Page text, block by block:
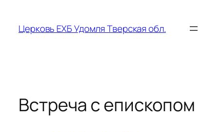
содержимому
Церковь ЕХБ Удомля Тверская обл.
Встреча с епископом